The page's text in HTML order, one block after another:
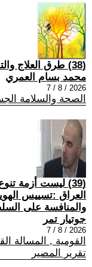
(38) طرق العلاج والتدخل المبكر للتوحد.
محمد بسام العمري
2026 / 8 / 7
الصحة والسلامة
(39) ليست أزمة
العراق :تسييس
والمنافسة على
جوتيار تمر
2026 / 8 / 7
القومية , المسالة
تقرير المصير